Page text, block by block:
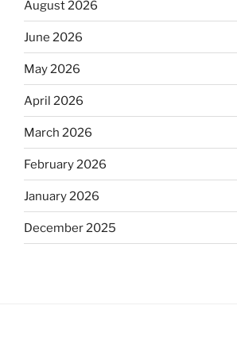
August 2026
June 2026
May 2026
April 2026
March 2026
February 2026
January 2026
December 2025